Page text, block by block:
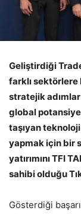
Geliştirdiği
farklı
stratejik
global
taşıyan teknoloji
yapmak için bir
yatırımını TFI
sahibi olduğu
Gösterdiği